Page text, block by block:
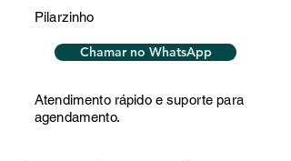
Pilarzinho
Chamar no WhatsApp
Atendimento rápido e suporte para
agendamento.